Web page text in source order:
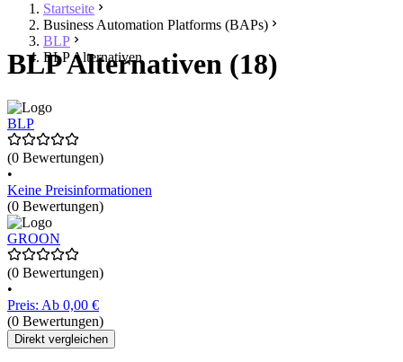
Startseite
Business Automation Platforms (BAPs)
BLP
BLP Alternativen
BLP Alternativen (18)
BLP
(0 Bewertungen)
•
Keine Preisinformationen
(0 Bewertungen)
GROON
(0 Bewertungen)
•
Preis: Ab 0,00 €
(0 Bewertungen)
Direkt vergleichen